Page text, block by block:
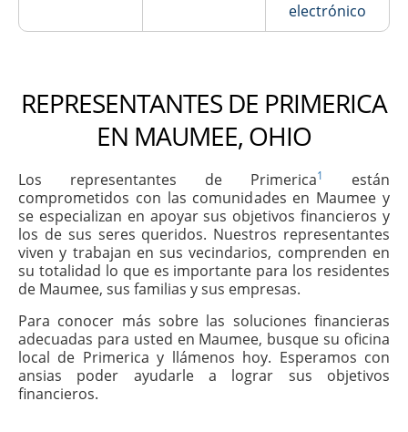
electrónico
REPRESENTANTES DE PRIMERICA
EN MAUMEE, OHIO
Los representantes de Primerica1
están
comprometidos con las comunidades en Maumee y
se especializan en apoyar sus objetivos financieros y
los de sus seres queridos. Nuestros representantes
viven y trabajan en sus vecindarios, comprenden en
su totalidad lo que es importante para los residentes
de Maumee, sus familias y sus empresas.
Para conocer más sobre las soluciones financieras
adecuadas para usted en Maumee, busque su oficina
local de Primerica y llámenos hoy. Esperamos con
ansias poder ayudarle a lograr sus objetivos
financieros.